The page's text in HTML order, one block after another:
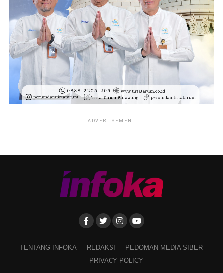
ADVERTISEMENT
TENTANG INFOKA REDAKSI
PEDOMAN MEDIA SIBER
PRIVACY POLICY